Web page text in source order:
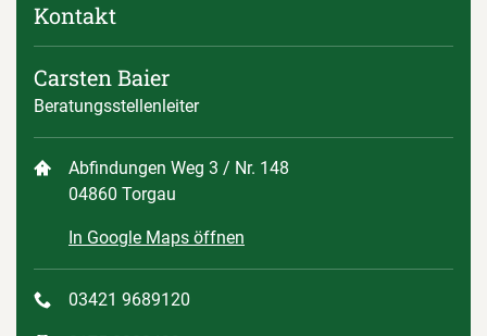
Kontakt
Carsten Baier
Beratungsstellenleiter
Abfindungen Weg 3 / Nr. 148
04860 Torgau
In Google Maps öffnen
03421 9689120